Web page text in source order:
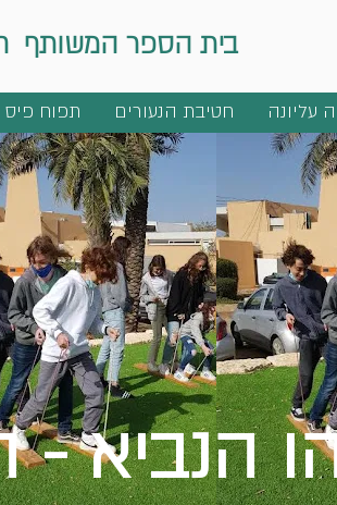
בית הספר המשותף
עליונה חטיבת הנעורים תפוח פיס
הנביא